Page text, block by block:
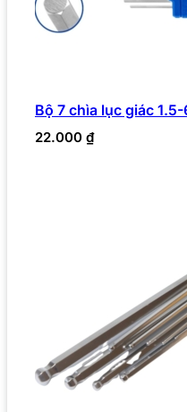
Bộ 7 chìa lục giác
22.000 ₫